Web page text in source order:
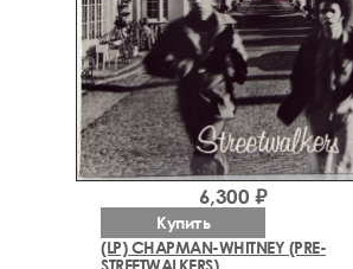
(LP) CHAPMAN-WHITNEY (PRE-
STREETWALKERS)
6,300 ₽
Купить